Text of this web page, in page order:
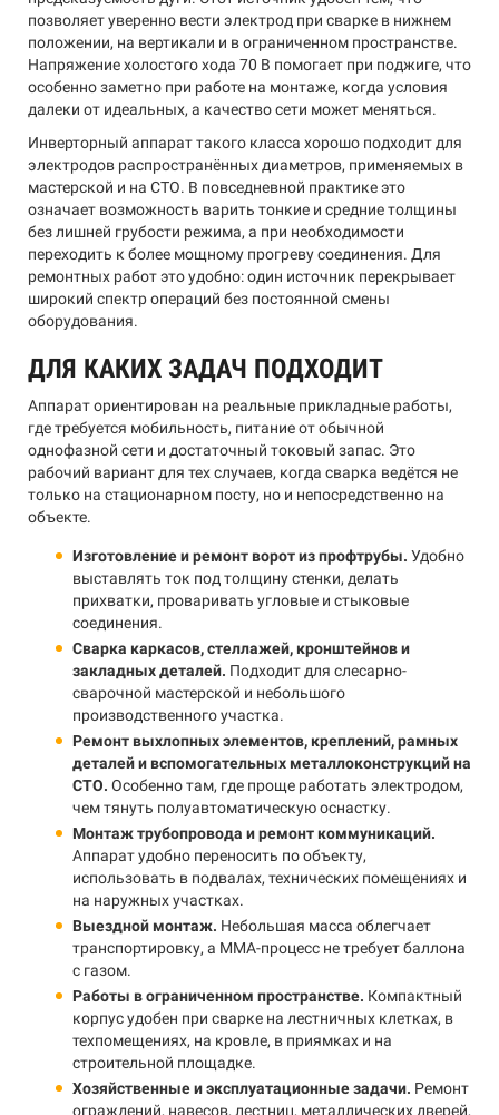
позволяет уверенно вести электрод при сварке в нижнем
положении, на вертикали и в ограниченном пространстве.
Напряжение холостого хода 70 В помогает при поджиге, что
особенно заметно при работе на монтаже, когда условия
далеки от идеальных, а качество сети может меняться.
Инверторный аппарат такого класса хорошо подходит для
электродов распространённых диаметров, применяемых в
мастерской и на СТО. В повседневной практике это
означает возможность варить тонкие и средние толщины
без лишней грубости режима, а при необходимости
переходить к более мощному прогреву соединения. Для
ремонтных работ это удобно: один источник перекрывает
широкий спектр операций без постоянной смены
оборудования.
ДЛЯ КАКИХ ЗАДАЧ ПОДХОДИТ
Аппарат ориентирован на реальные прикладные работы,
где требуется мобильность, питание от обычной
однофазной сети и достаточный токовый запас. Это
рабочий вариант для тех случаев, когда сварка ведётся не
только на стационарном посту, но и непосредственно на
объекте.
Изготовление и ремонт ворот из профтрубы. Удобно
выставлять ток под толщину стенки, делать
прихватки, проваривать угловые и стыковые
соединения.
Сварка каркасов, стеллажей, кронштейнов и
закладных деталей. Подходит для слесарно-
сварочной мастерской и небольшого
производственного участка.
Ремонт выхлопных элементов, креплений, рамных
деталей и вспомогательных металлоконструкций на
СТО. Особенно там, где проще работать электродом,
чем тянуть полуавтоматическую оснастку.
Монтаж трубопровода и ремонт коммуникаций.
Аппарат удобно переносить по объекту,
использовать в подвалах, технических помещениях и
на наружных участках.
Выездной монтаж. Небольшая масса облегчает
транспортировку, а MMA-процесс не требует баллона
с газом.
Работы в ограниченном пространстве. Компактный
корпус удобен при сварке на лестничных клетках, в
техпомещениях, на кровле, в приямках и на
строительной площадке.
Хозяйственные и эксплуатационные задачи. Ремонт
ограждений, навесов, лестниц, металлических дверей,